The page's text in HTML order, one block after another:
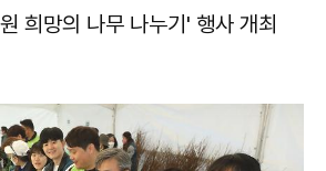
희망의 나무 나누기' 행사 개최​